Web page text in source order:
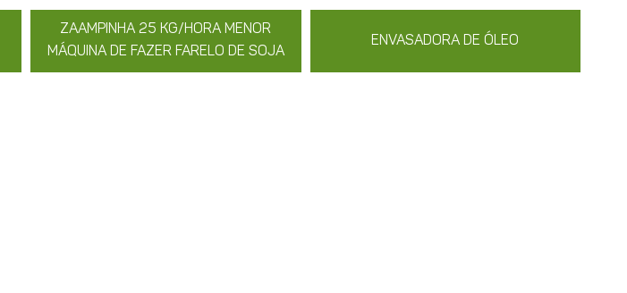
ZAAMPINHA 25 KG/HORA MENOR
MÁQUINA DE FAZER FARELO DE SOJA
ENVASADORA DE ÓLEO